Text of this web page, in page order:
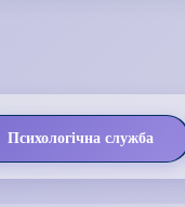
Психологічна служба